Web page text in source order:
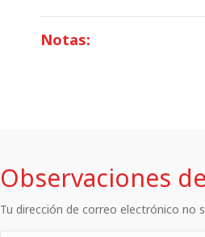
Notas:
Observaciones
Tu dirección de correo electrónico no